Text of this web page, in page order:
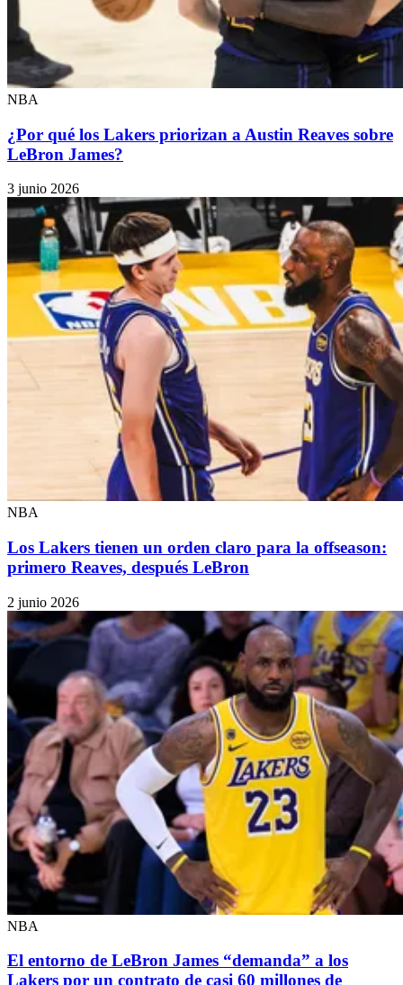
NBA
¿Por qué los Lakers priorizan a Austin Reaves sobre
LeBron James?
3 junio 2026
NBA
Los Lakers tienen un orden claro para la offseason:
primero Reaves, después LeBron
2 junio 2026
NBA
El entorno de LeBron James “demanda” a los
Lakers por un contrato de casi 60 millones de